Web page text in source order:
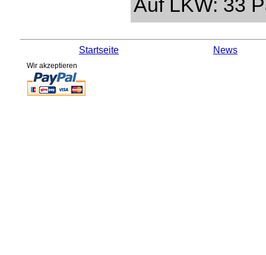
Auf LKW: 33
Startseite News
Wir akzeptieren